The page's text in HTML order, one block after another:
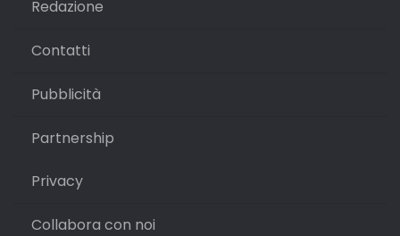
Redazione
Contatti
Pubblicità
Partnership
Privacy
Collabora con noi